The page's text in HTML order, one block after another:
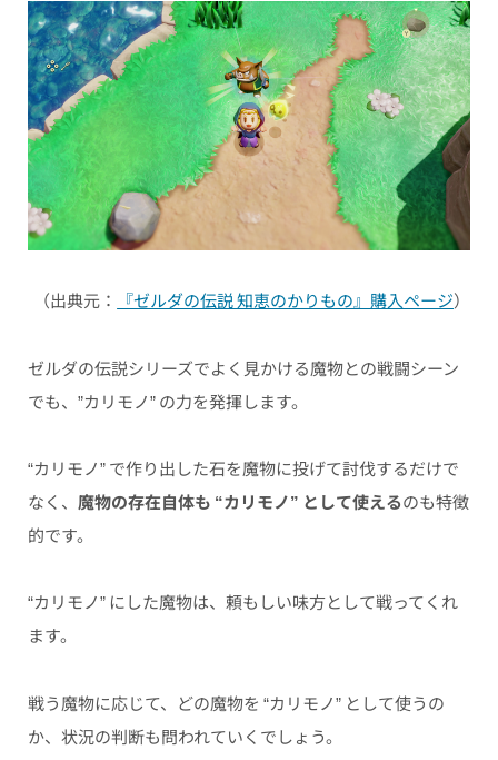
（出典元： 『ゼルダの伝説 知恵のかりもの』購入ページ）
ゼルダの伝説シリーズでよく見かける魔物との戦闘シーン
でも、”カリモノ” の力を発揮します。
“カリモノ” で作り出した石を魔物に投げて討伐するだけで
なく、 魔物の存在自体も “カリモノ” として使えるのも特徴
的です。
“カリモノ” にした魔物は、頼もしい味方として戦ってくれ
ます。
戦う魔物に応じて、どの魔物を “カリモノ” として使うの
か、状況の判断も問われていくでしょう。